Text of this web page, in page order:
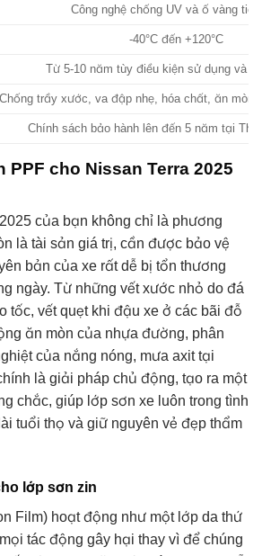
Công nghệ chống UV và ố vàng
-40°C đến +120°C
Từ 5-10 năm tùy điều kiện sử dụng và
Chống trầy xước, va đập nhẹ, hóa chất, ăn mòn,
Chính sách bảo hành lên đến 5 năm tại
PPF cho Nissan Terra 2025
của bạn không chỉ là phương
là tài sản giá trị, cần được bảo vệ
bản của xe rất dễ bị tổn thương
ngày. Từ những vết xước nhỏ do đá
tốc, vết quẹt khi đậu xe ở các bãi đỗ
ăn mòn của nhựa đường, phân
của nắng nóng, mưa axit tại
là giải pháp chủ động, tạo ra một
chắc, giúp lớp sơn xe luôn trong tình
tuổi thọ và giữ nguyên vẻ đẹp thẩm
lớp sơn zin
Film) hoạt động như một lớp da thứ
tác động gây hại thay vì để chúng